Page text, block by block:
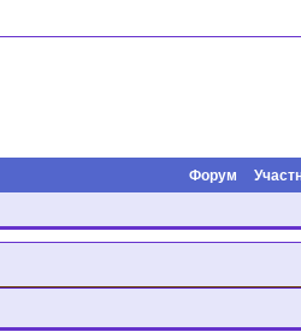
Форум